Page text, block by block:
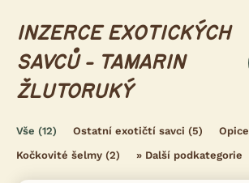
INZERCE EXOTICKÝCH
SAVCŮ - TAMARIN
ŽLUTORUKÝ
Vše (12) Ostatní exotičtí savci (5) Opice
Kočkovité šelmy (2) » Další podkategorie